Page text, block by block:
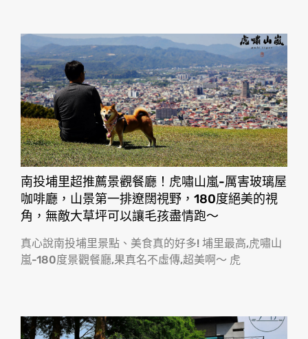
南投埔里超推薦景觀餐廳！虎嘯山嵐-厲害玻璃屋
咖啡廳，山景第一排遼闊視野，180度絕美的視
角，無敵大草坪可以讓毛孩盡情跑〜
真心說南投埔里景點、美食真的好多! 埔里最高,虎嘯山
嵐-180度景觀餐廳,果真名不虛傳,超美啊〜 虎